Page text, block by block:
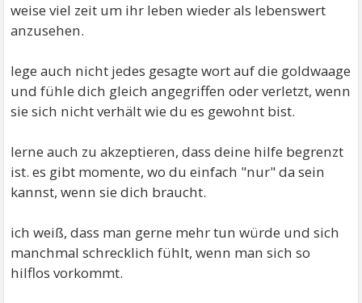
weise viel zeit um ihr leben wieder als lebenswert
anzusehen.
lege auch nicht jedes gesagte wort auf die goldwaage
und fühle dich gleich angegriffen oder verletzt, wenn
sie sich nicht verhält wie du es gewohnt bist.
lerne auch zu akzeptieren, dass deine hilfe begrenzt
ist. es gibt momente, wo du einfach "nur" da sein
kannst, wenn sie dich braucht.
ich weiß, dass man gerne mehr tun würde und sich
manchmal schrecklich fühlt, wenn man sich so
hilflos vorkommt.